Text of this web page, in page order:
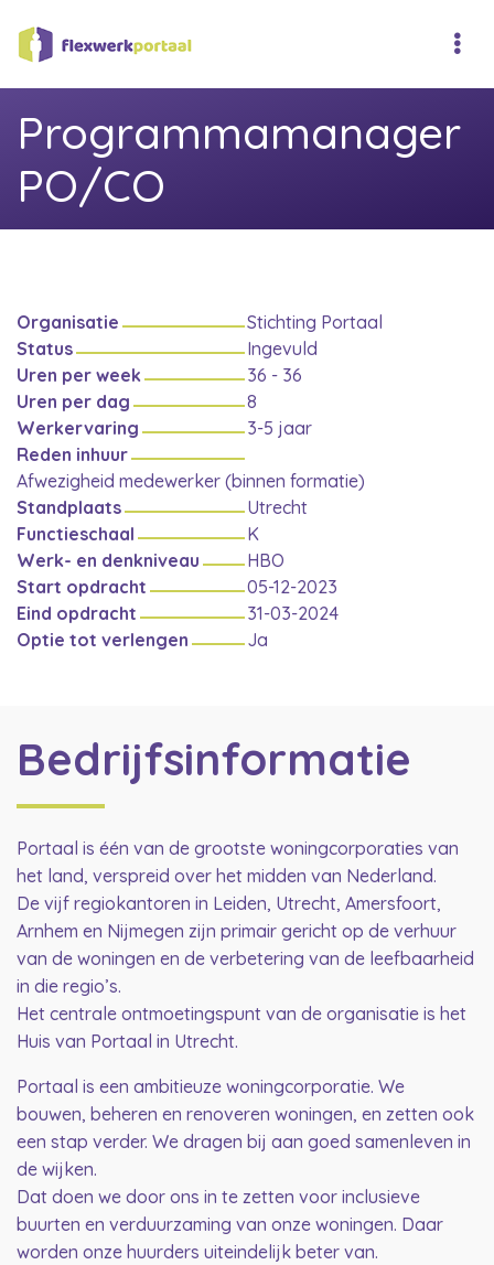
Programmamanager
PO/CO
Organisatie
Stichting Portaal
Status
Ingevuld
Uren per week
36 - 36
Uren per dag
8
Werkervaring
3-5 jaar
Reden inhuur
Afwezigheid medewerker (binnen formatie)
Standplaats
Utrecht
Functieschaal
K
Werk- en denkniveau
HBO
Start opdracht
05-12-2023
Eind opdracht
31-03-2024
Optie tot verlengen
Ja
Bedrijfsinformatie
Portaal is één van de grootste woningcorporaties van
het land, verspreid over het midden van Nederland.
De vijf regiokantoren in Leiden, Utrecht, Amersfoort,
Arnhem en Nijmegen zijn primair gericht op de verhuur
van de woningen en de verbetering van de leefbaarheid
in die regio’s.
Het centrale ontmoetingspunt van de organisatie is het
Huis van Portaal in Utrecht.
Portaal is een ambitieuze woningcorporatie. We
bouwen, beheren en renoveren woningen, en zetten ook
een stap verder. We dragen bij aan goed samenleven in
de wijken.
Dat doen we door ons in te zetten voor inclusieve
buurten en verduurzaming van onze woningen. Daar
worden onze huurders uiteindelijk beter van.